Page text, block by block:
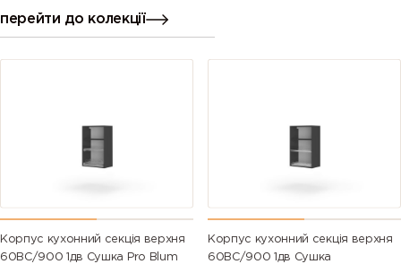
перейти до колекції
Корпус кухонний секцiя верхня
60ВС/900 1дв Сушка Pro Blum
Корпус кухонний секцiя верхня
60ВС/900 1дв Сушка